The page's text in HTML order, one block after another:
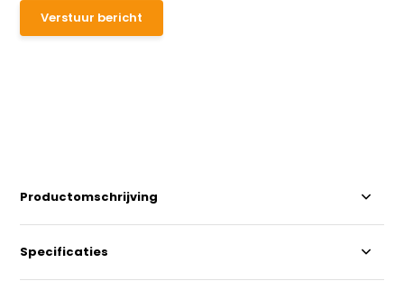
Verstuur bericht
Productomschrijving
Specificaties